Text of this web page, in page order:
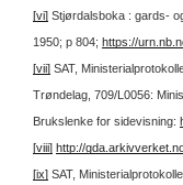
[vi] Stjørdalsboka : gards-
1950; p 804; https://
[vii] SAT,
Trøndelag, 709/L0056:
Brukslenke for sidevisning:
[viii] http://
[ix] SAT,